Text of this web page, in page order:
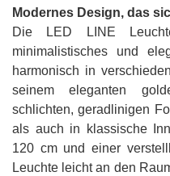
Modernes Design, das
Die LED LINE
minimalistisches und
harmonisch in
seinem eleganten
schlichten, geradlinigen
als auch in klassische
120 cm und einer
Leuchte leicht an den